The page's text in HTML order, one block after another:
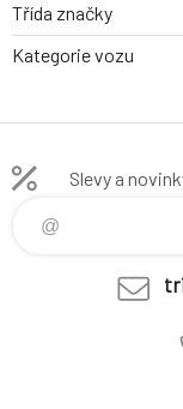
Třída značky
Kategorie vozu
Slevy a